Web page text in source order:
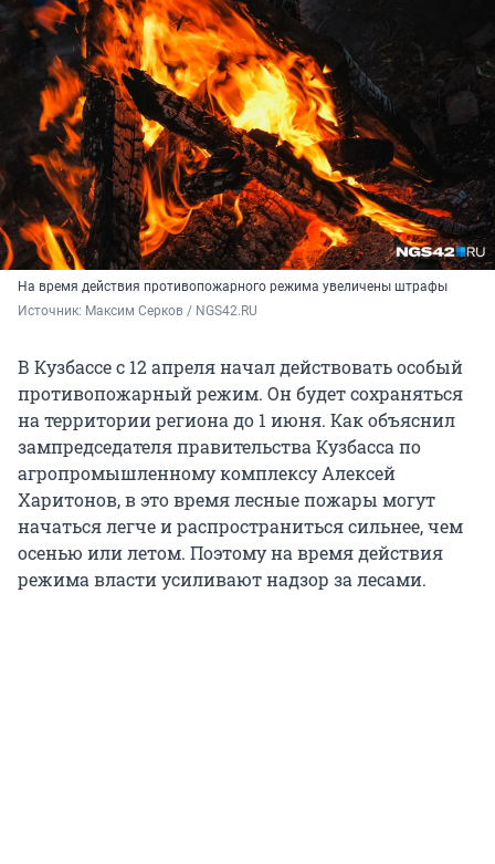
На время действия противопожарного режима увеличены штрафы
Источник: Максим Серков / NGS42.RU
В Кузбассе с 12 апреля начал действовать особый
противопожарный режим. Он будет сохраняться
на территории региона до 1 июня. Как объяснил
зампредседателя правительства Кузбасса по
агропромышленному комплексу Алексей
Харитонов, в это время лесные пожары могут
начаться легче и распространиться сильнее, чем
осенью или летом. Поэтому на время действия
режима власти усиливают надзор за лесами.